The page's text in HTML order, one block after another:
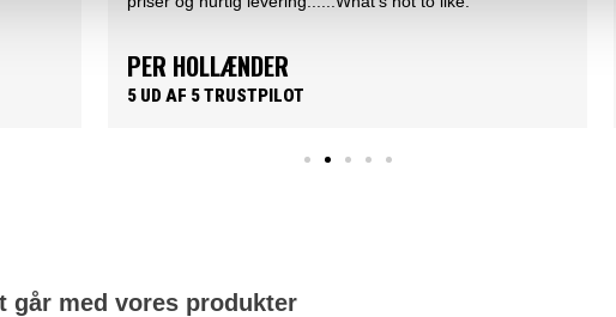
5 UD AF 5 TRUSTPILOT
går med vores produkter